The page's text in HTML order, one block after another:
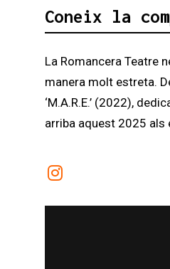
Coneix la
La Romancera Teatre
manera molt estreta.
‘M.A.R.E.’ (2022),
arriba aquest 2025 als
Link a